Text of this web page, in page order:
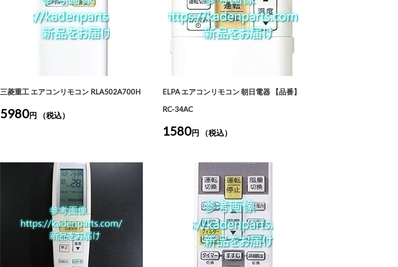
三菱重工 エアコンリモコン RLA502A700H
5980円 （税込）
ELPA エアコンリモコン 朝日電器 【品番】
RC-34AC
1580円 （税込）